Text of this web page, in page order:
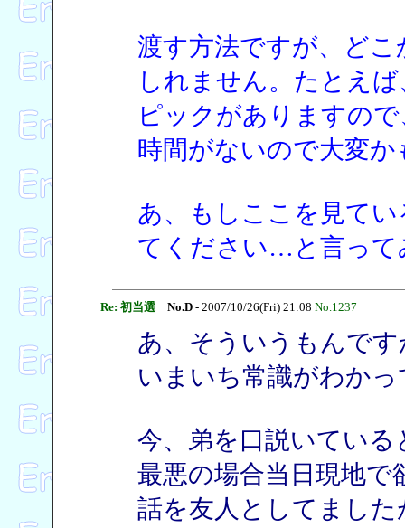
渡す方法ですが、ど
しれません。たとえ
ピックがありますの
時間がないので大変
あ、もしここを見て
てください…と言って
Re: 初当選 No.D- 2007/10/26(Fri) 21:08 No.1237
あ、そういうもんです
いまいち常識がわか
今、弟を口説いている
最悪の場合当日現地
話を友人としてまし